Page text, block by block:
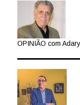
OPINIÃO com